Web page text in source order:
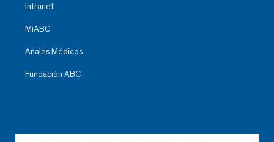
Intranet
MiABC
Anales Médicos
Fundación ABC